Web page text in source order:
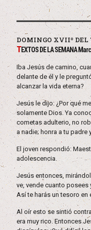
DOMINGO XVIIº
TEXTOS DE LA SEMANA
Iba Jesús de camino,
delante de él y le
alcanzar la vida eterna?
Jesús le dijo: ¿Por qué
solamente Dios. Ya
cometas adulterio, no
a nadie; honra a tu padre
El joven respondió:
adolescencia.
Jesús entonces,
ve, vende cuanto
Así te harás un tesoro en
Al oír esto se sintió
era muy rico. Entonces